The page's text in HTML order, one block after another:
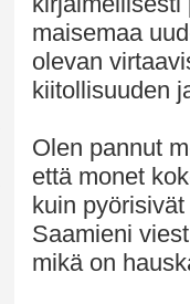
maisemaa
olevan
kiitollisuuden
Olen pannut
että monet
kuin
Saamieni
mikä on